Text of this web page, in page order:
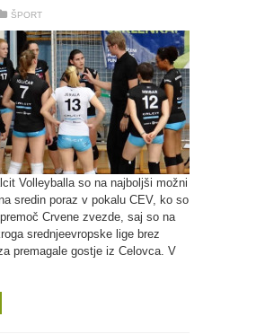
ŠPORT
Volleyballa so na najboljši možni
sredin poraz v pokalu CEV, ko so
Crvene zvezde, saj so na
srednjeevropske lige brez
premagale gostje iz Celovca. V